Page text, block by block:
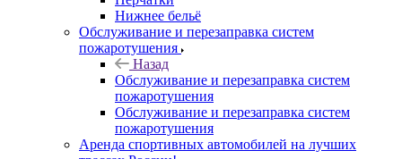
Нижнее бельё
Обслуживание и перезаправка систем
пожаротушения
Назад
Обслуживание и перезаправка систем
пожаротушения
Обслуживание и перезаправка систем
пожаротушения
Аренда спортивных автомобилей на лучших